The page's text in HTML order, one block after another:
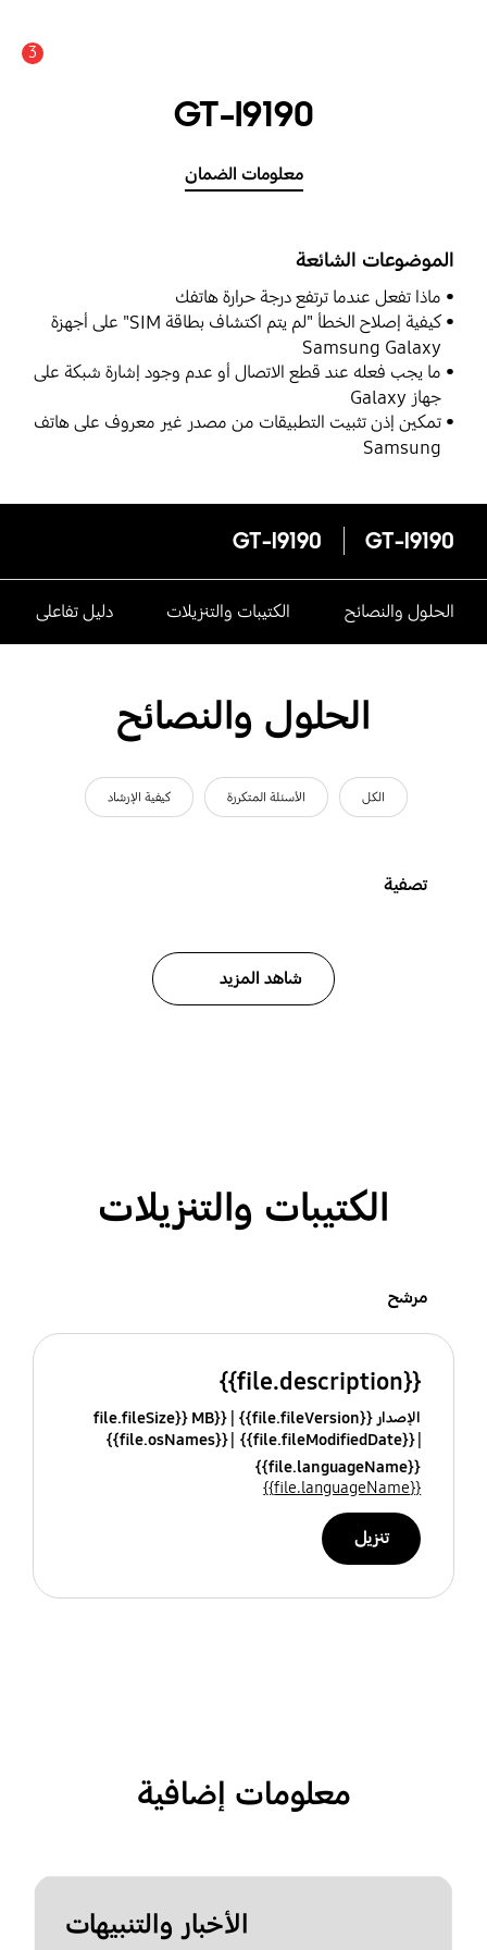
3
GT-I9190
معلومات الضمان
الموضوعات الشائعة
ماذا تفعل عندما ترتفع درجة حرارة هاتفك
كيفية إصلاح الخطأ "لم يتم اكتشاف بطاقة SIM" على أجهزة
Samsung Galaxy
ما يجب فعله عند قطع الاتصال أو عدم وجود إشارة شبكة على
جهاز Galaxy
تمكين إذن تثبيت التطبيقات من مصدر غير معروف على هاتف
Samsung
GT-I9190
GT-I9190
الحلول والنصائح الكتيبات والتنزيلات دليل تفاعلى
الحلول والنصائح
الكل الأسئلة المتكررة كيفية الإرشاد
تصفية
شاهد المزيد
الكتيبات والتنزيلات
مرشح
{{file.description}}
الإصدار {{file.fileVersion}}
{{file.fileSize}} MB
{{file.fileModifiedDate}}
{{file.osNames}}
{{file.languageName}}
{{file.languageName}}
تنزيل
معلومات إضافية
الأخبار والتنبيهات